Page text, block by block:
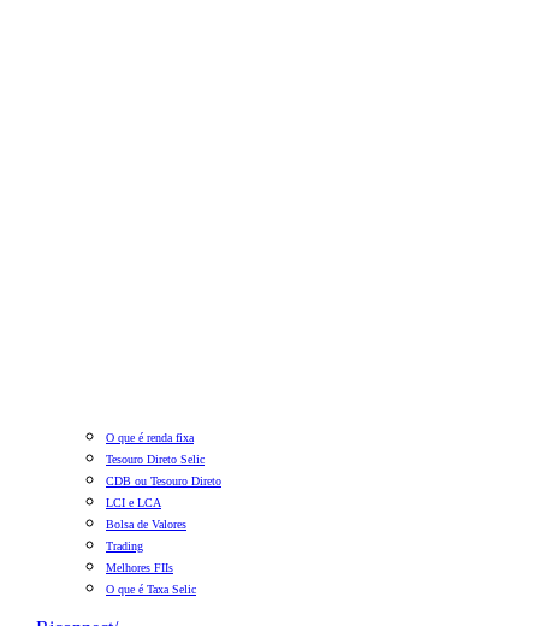
O que é renda fixa
Tesouro Direto Selic
CDB ou Tesouro Direto
LCI e LCA
Bolsa de Valores
Trading
Melhores FIIs
O que é Taxa Selic